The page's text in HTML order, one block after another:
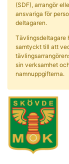
(SDF), arrangör
ansvariga för
deltagaren.
Tävlingsdeltagare
samtyckt till att
sin verksamhet
namnuppgifterna.